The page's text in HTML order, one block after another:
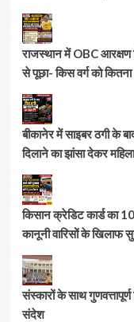
राजस्थान में OBC आरक्षण
से पूछा- किस वर्ग को
बीकानेर में साइबर ठगी के
दिलाने का झांसा देकर
किसान क्रेडिट कार्ड का
कानूनी वारिसों के खिलाफ
संस्कारों के साथ गुणवत्तापूर्ण
संदेश